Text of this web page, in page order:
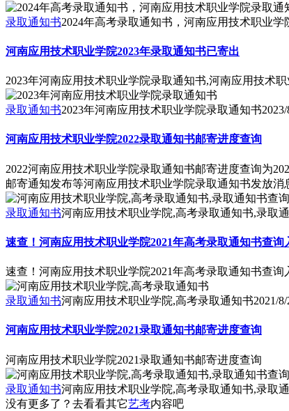
录取通知书2024年高考录取通知书，河南应用技术职业
河南应用技术职业学院2023年录取通知书已寄出
2023年河南应用技术职业学院录取通知书,河南应用技术
录取通知书2023年河南应用技术职业学院录取通知书2023/
河南应用技术职业学院2022录取通知书邮寄进度查询
2022河南应用技术职业学院录取通知书邮寄进度查询为
邮寄通知发布等河南应用技术职业学院录取通知书发放消
录取通知书河南应用技术职业学院,高考录取通知书,录取
速查！河南应用技术职业学院2021年高考录取通知书查询
速查！河南应用技术职业学院2021年高考录取通知书查询
录取通知书河南应用技术职业学院,高考录取通知书2021/
河南应用技术职业学院2021录取通知书邮寄进度查询
河南应用技术职业学院2021录取通知书邮寄进度查询
录取通知书河南应用技术职业学院,高考录取通知书,录取
没有更多了？去看看其它艺考内容吧